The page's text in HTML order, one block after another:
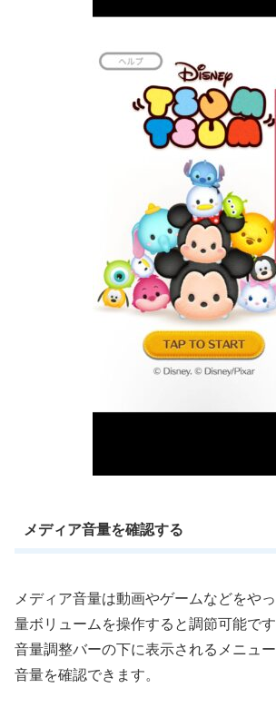
メディア音量を確認する
メディア音量は動画やゲームなどをや
量ボリュームを操作すると調節可能です
音量調整バーの下に表示されるメニュ
音量を確認できます。